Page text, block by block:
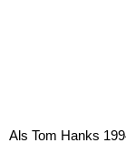
Als Tom Hanks